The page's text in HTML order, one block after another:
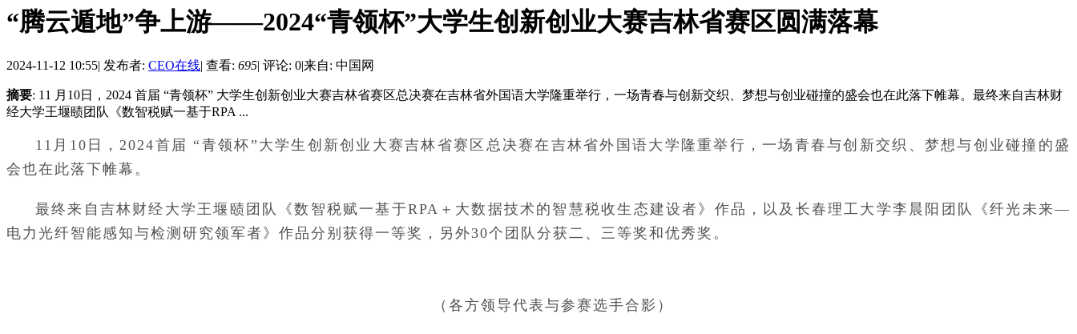
“腾云遁地”争上游——2024“青领杯”大学生创新创业大赛吉林省赛区圆满落幕
2024-11-12 10:55| 发布者: CEO在线| 查看: 695| 评论: 0|来自: 中国网
摘要: 11 月10日，2024 首届 “青领杯” 大学生创新创业大赛吉林省赛区总决赛在吉林省外国语大学隆重举行，一场青春与创新交织、梦想与创业碰撞的盛会也在此落下帷幕。最终来自吉林财
经大学王堰赜团队《数智税赋一基于RPA ...
11月10日，2024首届 “青领杯”大学生创新创业大赛吉林省赛区总决赛在吉林省外国语大学隆重举行，一场青春与创新交织、梦想与创业碰撞的盛
会也在此落下帷幕。
最终来自吉林财经大学王堰赜团队《数智税赋一基于RPA＋大数据技术的智慧税收生态建设者》作品，以及长春理工大学李晨阳团队《纤光未来—
电力光纤智能感知与检测研究领军者》作品分别获得一等奖，另外30个团队分获二、三等奖和优秀奖。
（各方领导代表与参赛选手合影）